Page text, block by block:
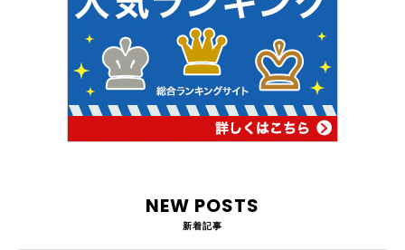
NEW POSTS
新着記事